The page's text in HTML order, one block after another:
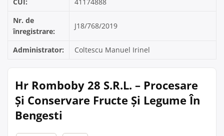
Nr. de
înregistrare:
J18/768/2019
Administrator: Coltescu Manuel Irinel
Hr Romboby 28 S.R.L. – Procesare
Și Conservare Fructe Și Legume În
Bengesti